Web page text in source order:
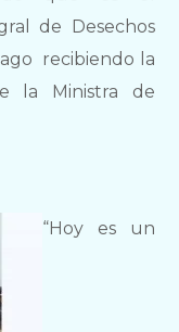
de Desechos
recibiendo la
la Ministra de
“Hoy es un